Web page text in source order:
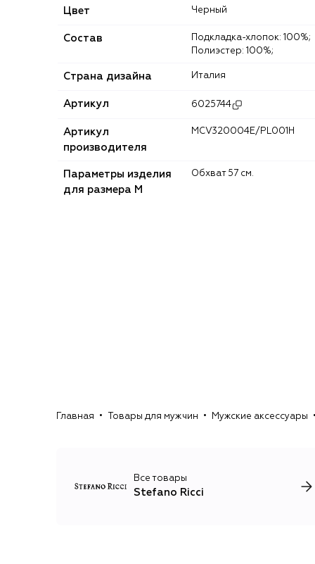
Цвет Черный
Состав
Полиэстер: 100%;
Страна дизайна Италия
Артикул 6025744
Артикул
производителя
MCV320004E/PL001H
Параметры изделия
для размера M
Обхват 57 см.
Главная Товары для мужчин Мужские аксессуары
Все товары
Stefano Ricci